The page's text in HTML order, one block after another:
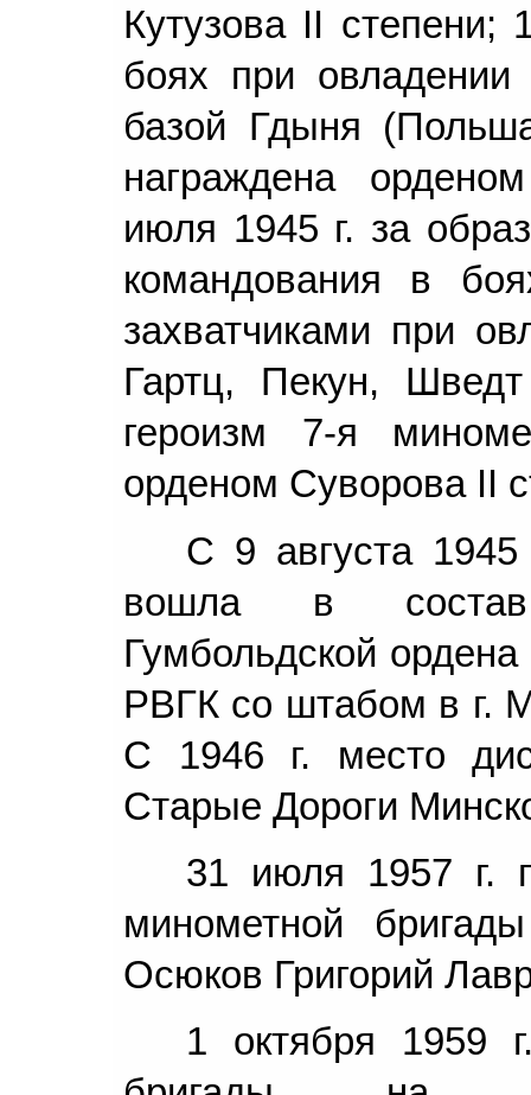
Кутузова II степени;
боях при овладении
базой Гдыня
награждена
июля 1945 г. за
командования в
захватчиками при
Гартц, Пекун,
героизм 7-я
орденом Суворова II
С 9 августа
вошла в состав
Гумбольдской
РВГК со штабом в г.
С 1946 г. место
Старые Дороги
31 июля 1957 г.
минометной
Осюков Григорий
1 октября 1959